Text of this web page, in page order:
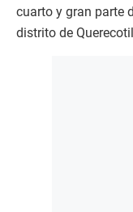
cuarto y gran parte
distrito de